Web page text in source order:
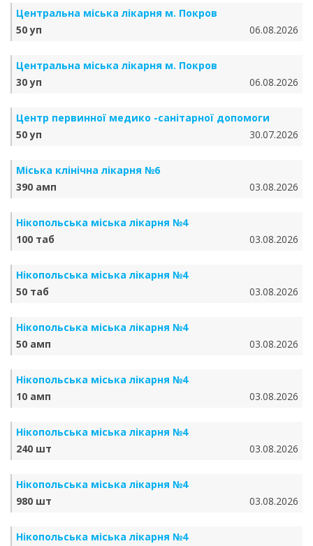
Центральна міська лікарня м. Покров
50 уп
06.08.2026
Центральна міська лікарня м. Покров
30 уп
06.08.2026
Центр первинної медико -санітарної допомоги
50 уп
30.07.2026
Міська клінічна лікарня №6
390 амп
03.08.2026
Нікопольська міська лікарня №4
100 таб
03.08.2026
Нікопольська міська лікарня №4
50 таб
03.08.2026
Нікопольська міська лікарня №4
50 амп
03.08.2026
Нікопольська міська лікарня №4
10 амп
03.08.2026
Нікопольська міська лікарня №4
240 шт
03.08.2026
Нікопольська міська лікарня №4
980 шт
03.08.2026
Нікопольська міська лікарня №4